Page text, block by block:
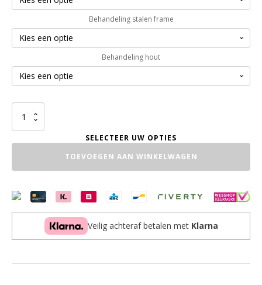
Behandeling stalen frame
Behandeling hout
Picknicktafel
Industrieel
Cross
aantal
TOEVOEGEN AAN WINKELWAGEN
Veilig achteraf betalen met Klarna